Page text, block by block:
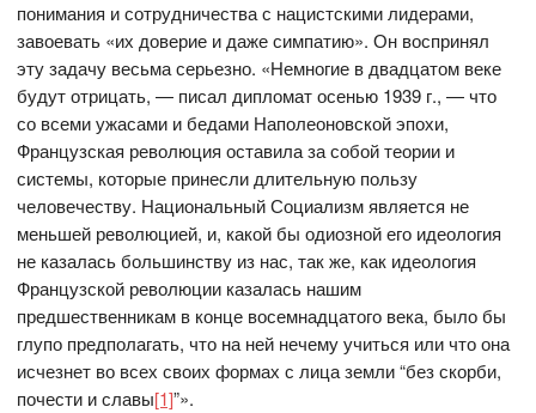
понимания и сотрудничества с нацистскими лидерами,
завоевать «их доверие и даже симпатию». Он воспринял
эту задачу весьма серьезно. «Немногие в двадцатом веке
будут отрицать, — писал дипломат осенью 1939 г., — что
со всеми ужасами и бедами Наполеоновской эпохи,
Французская революция оставила за собой теории и
системы, которые принесли длительную пользу
человечеству. Национальный Социализм является не
меньшей революцией, и, какой бы одиозной его идеология
не казалась большинству из нас, так же, как идеология
Французской революции казалась нашим
предшественникам в конце восемнадцатого века, было бы
глупо предполагать, что на ней нечему учиться или что она
исчезнет во всех своих формах с лица земли “без скорби,
почести и славы[1]”».